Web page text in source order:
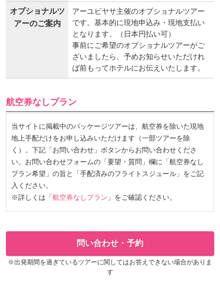
オプショナルツ
アーのご案内
アーユピヤサ主催のオプショナルツアー
です。基本的に現地申込み・現地支払い
となります。（日本円払い可）
事前にご希望のオプショナルツアーがご
ざいましたら、予めお知らせいただけれ
ば前もってホテルにお伝えいたします。
航空券なしプラン
当サイトに掲載中のパッケージツアーは、航空券を除いた現地
地上手配だけをお申し込みいただけます（一部ツアーを除
く）。下記「お問い合わせ」ボタンからお問い合わせくださ
い。お問い合わせフォームの「要望・質問」欄に「航空券なし
プラン希望」の旨と「手配済みのフライトスジュール」をご記
入ください。
※詳しくは「 航空券なしプラン 」をご確認ください。
問い合わせ・予約
※出発期間を過ぎているツアーに関してはお答えできない場合がありま
す